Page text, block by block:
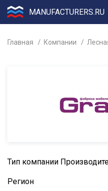
MANUFACTURERS.RU
Главная Компании
Тип компании
Регион